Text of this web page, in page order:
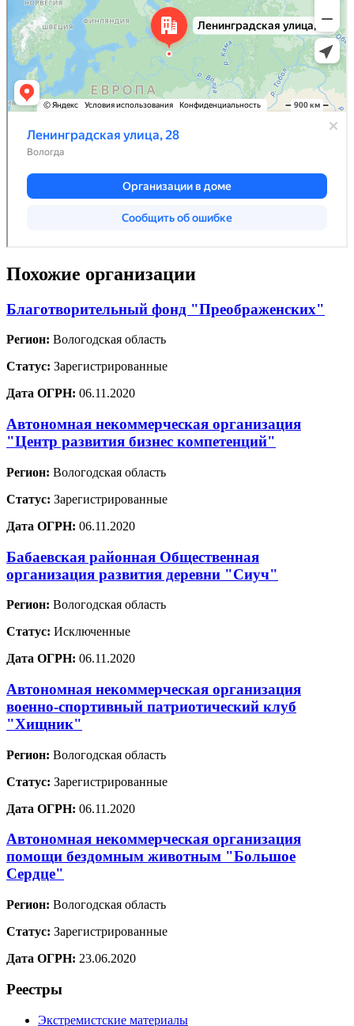
Похожие организации
Благотворительный фонд "Преображенских"
Регион: Вологодская область
Статус: Зарегистрированные
Дата ОГРН: 06.11.2020
Автономная некоммерческая организация
"Центр развития бизнес компетенций"
Регион: Вологодская область
Статус: Зарегистрированные
Дата ОГРН: 06.11.2020
Бабаевская районная Общественная
организация развития деревни "Сиуч"
Регион: Вологодская область
Статус: Исключенные
Дата ОГРН: 06.11.2020
Автономная некоммерческая организация
военно-спортивный патриотический клуб
"Хищник"
Регион: Вологодская область
Статус: Зарегистрированные
Дата ОГРН: 06.11.2020
Автономная некоммерческая организация
помощи бездомным животным "Большое
Сердце"
Регион: Вологодская область
Статус: Зарегистрированные
Дата ОГРН: 23.06.2020
Реестры
Экстремистские материалы